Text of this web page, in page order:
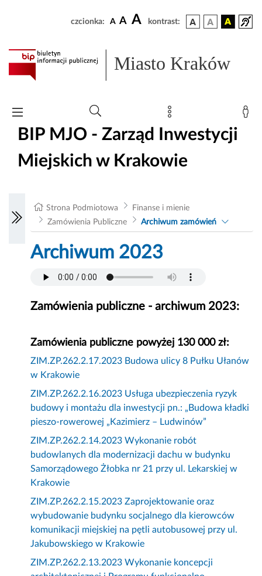
czcionka: A A A kontrast:
Miasto Kraków
BIP MJO - Zarząd Inwestycji
Miejskich w Krakowie
Strona Podmiotowa
Finanse i mienie
Zamówienia Publiczne
Archiwum zamówień
Archiwum 2023
Zamówienia publiczne - archiwum 2023:
Zamówienia publiczne powyżej 130 000 zł:
ZIM.ZP.262.2.17.2023 Budowa ulicy 8 Pułku Ułanów
w Krakowie
ZIM.ZP.262.2.16.2023 Usługa ubezpieczenia ryzyk
budowy i montażu dla inwestycji pn.: „Budowa kładki
pieszo-rowerowej „Kazimierz – Ludwinów”
ZIM.ZP.262.2.14.2023 Wykonanie robót
budowlanych dla modernizacji dachu w budynku
Samorządowego Żłobka nr 21 przy ul. Lekarskiej w
Krakowie
ZIM.ZP.262.2.15.2023 Zaprojektowanie oraz
wybudowanie budynku socjalnego dla kierowców
komunikacji miejskiej na pętli autobusowej przy ul.
Jakubowskiego w Krakowie
ZIM.ZP.262.2.13.2023 Wykonanie koncepcji